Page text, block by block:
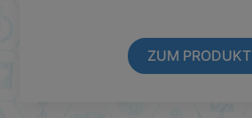
ZUM PRODUKT